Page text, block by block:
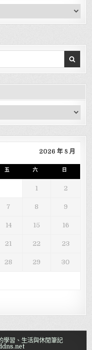
2026 年 8 月
五 六 日
1 2
7 8 9
14 15 16
21 22 23
28 29 30
習、生活與休閒筆記